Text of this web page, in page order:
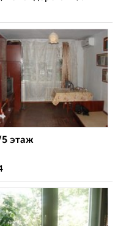
этаж